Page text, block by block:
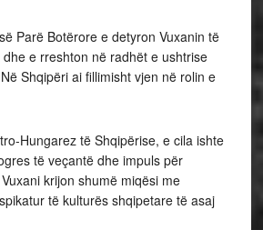
Parë Botërore e detyron Vuxanin të
e rreshton në radhët e ushtrise
Shqipëri ai fillimisht vjen në rolin e
Hungarez të Shqipërise, e cila ishte
të veçantë dhe impuls për
krijon shumë miqësi me
të kulturës shqipetare të asaj